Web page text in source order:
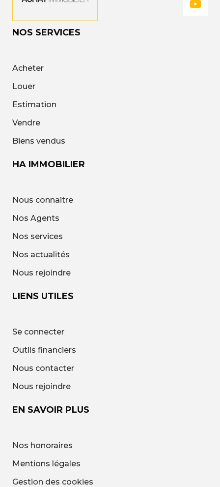
HA IMMOBILIER
Nous connaitre
Nos Agents
Nos services
Nos actualités
Nous rejoindre
NOS SERVICES
Acheter
Louer
Estimation
Vendre
Biens vendus
LIENS UTILES
Se connecter
Outils financiers
Nous contacter
Nous rejoindre
EN SAVOIR PLUS
Nos honoraires
Mentions légales
Gestion des cookies